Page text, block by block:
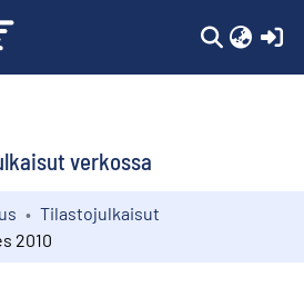
verkossa
Tilastojulkaisut
2010